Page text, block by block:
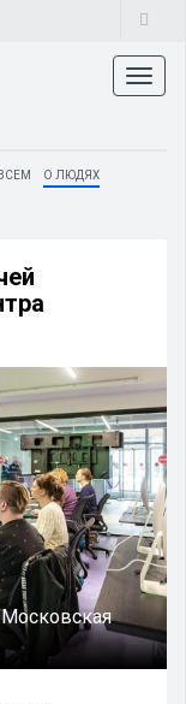
О ЛЮДЯХ
Московская